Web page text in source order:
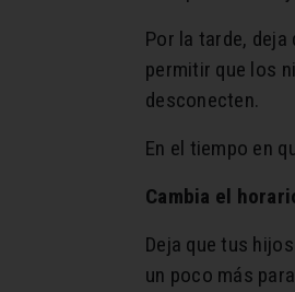
Por la tarde,
permitir que los
desconecten.
En el tiempo en
Cambia el
Deja que tus
un poco más